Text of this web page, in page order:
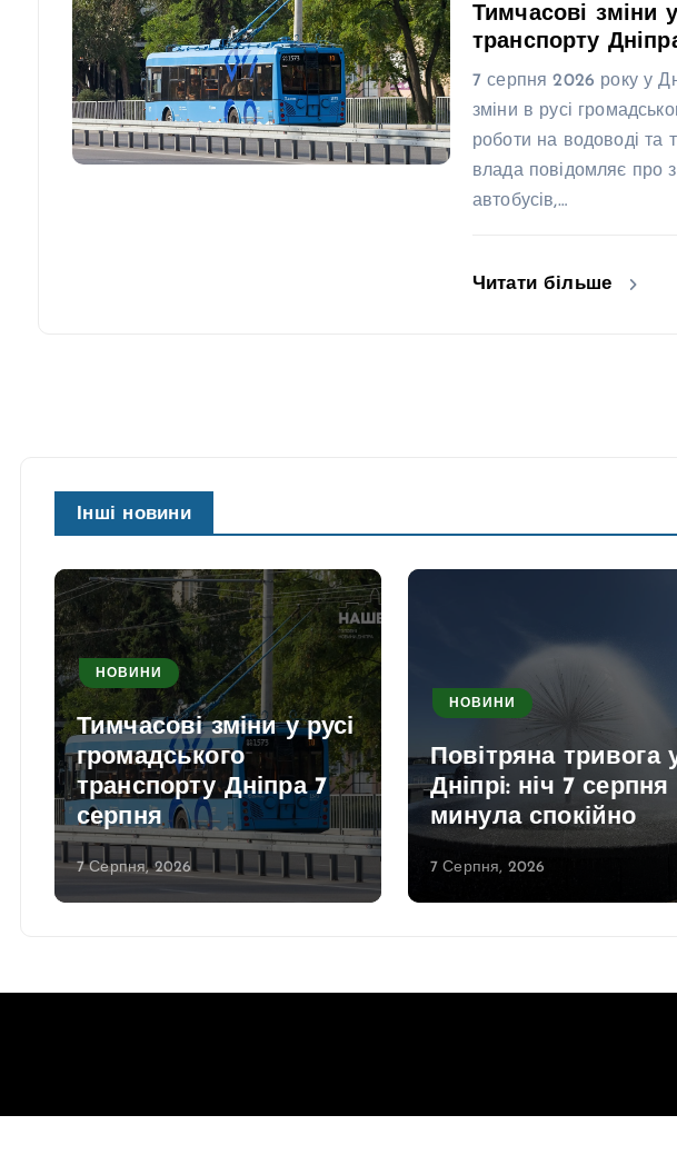
Тимчасові зміни
транспорту
7 серпня 2026 року у
зміни в русі
роботи на водоводі та
влада повідомляє про
автобусів,…
Читати більше
Інші новини
НОВИНИ
Тимчасові зміни у русі
громадського
транспорту Дніпра 7
серпня
7 Серпня, 2026
НОВИНИ
Повітряна тривога
Дніпрі: ніч 7 серпня
минула спокійно
7 Серпня, 2026